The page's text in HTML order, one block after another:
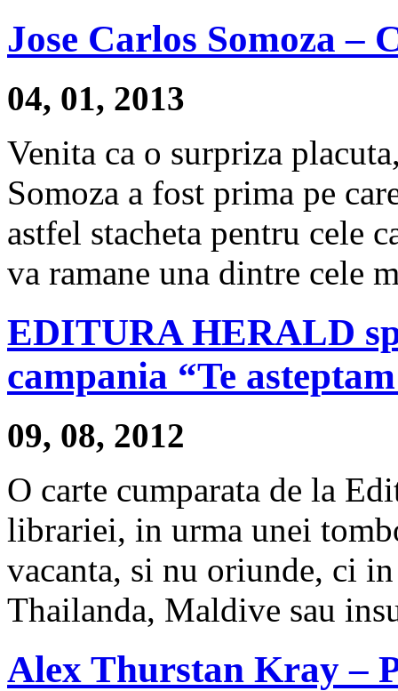
Jose Carlos Somoza –
04, 01, 2013
Venita ca o surpriza
Somoza a fost prima pe
astfel stacheta pentru cele
va ramane una dintre cele
EDITURA HERALD
campania “Te
09, 08, 2012
O carte cumparata de la
librariei, in urma unei
vacanta, si nu oriunde, ci
Thailanda, Maldive sau
Alex Thurstan Kray –